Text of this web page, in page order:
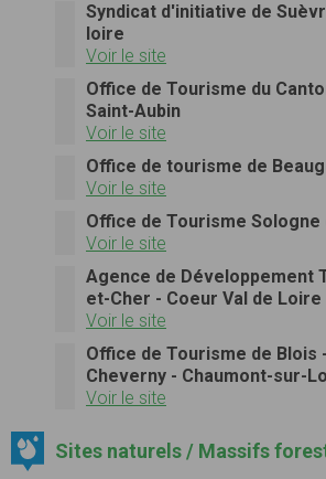
Syndicat d'initiative de
loire
Voir le site
Office de Tourisme du
Saint-Aubin
Voir le site
Office de tourisme de
Voir le site
Office de Tourisme Sologne
Voir le site
Agence de Développement
et-Cher - Coeur Val de Loire
Voir le site
Office de Tourisme de Blois
Cheverny - Chaumont-sur-
Voir le site
Sites naturels / Massifs